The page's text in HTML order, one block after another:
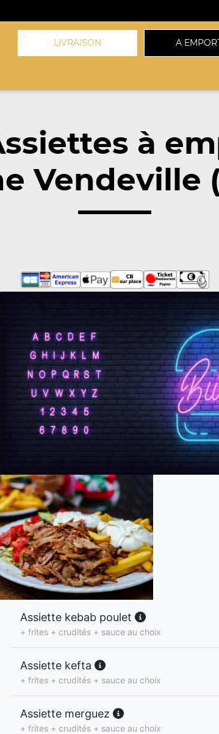
LIVRAISON A
à
Vendeville
Assiette kebab poulet
+ frites + crudités + sauce au choix
Assiette kefta
+ frites + crudités + sauce au choix
Assiette merguez
+ frites + crudités + sauce au choix